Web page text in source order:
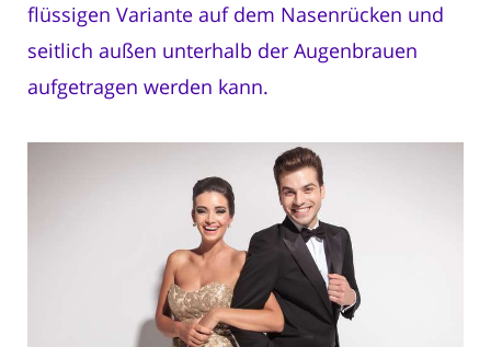
flüssigen Variante auf dem Nasenrücken und
seitlich außen unterhalb der Augenbrauen
aufgetragen werden kann.